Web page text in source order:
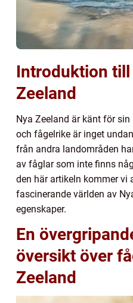
Introduktion
Zeeland
Nya Zeeland är känt för
och fågelrike är inget
från andra landområden
av fåglar som inte finns
den här artikeln kommer vi
fascinerande världen av
egenskaper.
En
översikt över
Zeeland